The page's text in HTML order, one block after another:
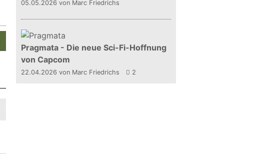
05.05.2026 von Marc Friedrichs
Pragmata - Die neue Sci-Fi-Hoffnung
von Capcom
22.04.2026 von Marc Friedrichs 2